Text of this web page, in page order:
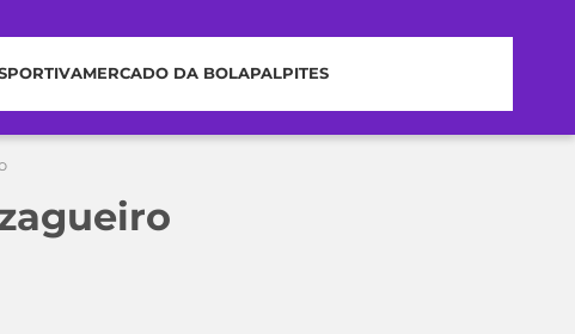
MERCADO DA BOLAPALPITES